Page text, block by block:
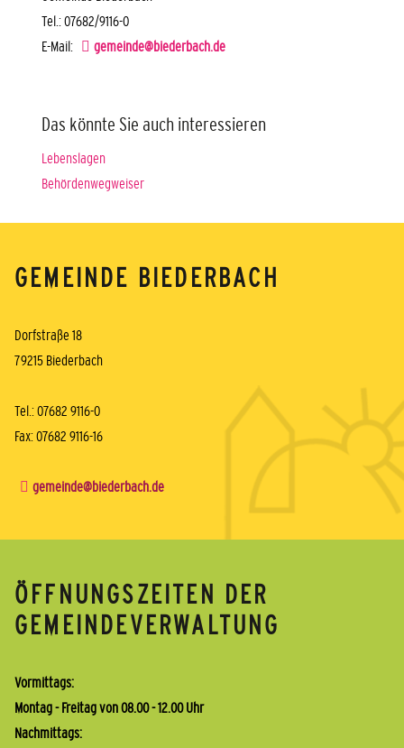
Tel.: 07682/9116-0
E-Mail:
gemeinde@biederbach.de
Das könnte Sie auch interessieren
Lebenslagen
Behördenwegweiser
GEMEINDE BIEDERBACH
Dorfstraße 18
79215 Biederbach
Tel.: 07682 9116-0
Fax: 07682 9116-16
gemeinde@biederbach.de
ÖFFNUNGSZEITEN DER
GEMEINDEVERWALTUNG
Vormittags:
Montag - Freitag von 08.00 - 12.00 Uhr
Nachmittags: